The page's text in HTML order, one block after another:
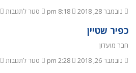
נובמבר 28, 2018
סגור לתגובות
כפיר שטיין
חבר מועדון
נובמבר 26, 2018
סגור לתגובות